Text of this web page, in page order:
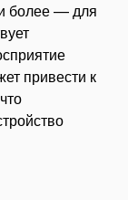
более — для
привести к